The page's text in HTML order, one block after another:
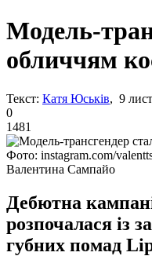
Модель-
обличчям
Текст: Катя Юськів, 9
0
1481
Фото: instagram.com/
Валентина Сампайо
Дебютна
розпочалася із
губних помад